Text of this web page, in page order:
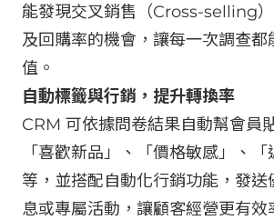
能發現交叉銷售（Cross-selling
及回購率的機會，讓每一次調查都
值。
自動標籤與行銷，提升轉換率
CRM 可依據問卷結果自動幫會員
「喜歡新品」、「價格敏感」、「
等，並搭配自動化行銷功能，發送
息或專屬活動，讓顧客經營更有效